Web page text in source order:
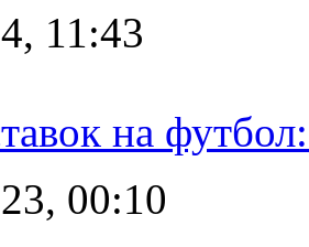
11:43
на
00:10